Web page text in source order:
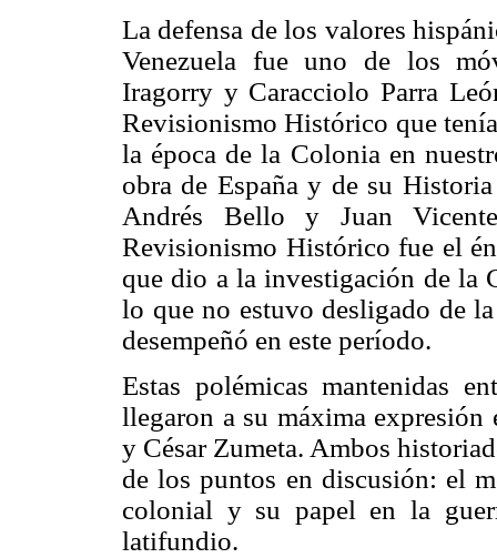
La defensa de los valores
Venezuela fue uno de los
Iragorry y Caracciolo Parra
Revisionismo Histórico que
la época de la Colonia en
obra de España y de su
Andrés Bello y Juan
Revisionismo Histórico fue el
que dio a la investigación de la
lo que no estuvo desligado de
desempeñó en este período.
Estas polémicas mantenidas
llegaron a su máxima
y César Zumeta. Ambos
de los puntos en discusión: el
colonial y su papel en la
latifundio.